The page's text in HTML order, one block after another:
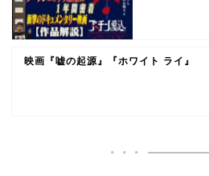
映画『嘘の起源』『ホワイト ライ』